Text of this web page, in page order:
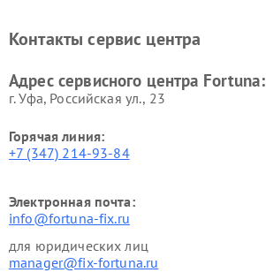
Контакты сервис центра
Адрес сервисного центра Fortuna:
г. Уфа, Российская ул., 23
Горячая линия:
+7 (347) 214-93-84
Электронная почта:
info@fortuna-fix.ru
для юридических лиц
manager@fix-fortuna.ru